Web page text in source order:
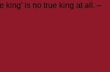
king’ is no true king at all. –